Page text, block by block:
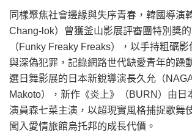
同樣聚焦社會邊緣與失序青春，韓國導演
Chang-lok）曾獲釜山影展評審團特別獎的
（Funky Freaky Freaks），以手持粗礪
與深偽犯罪，記錄網路世代缺愛青年的躁
選日舞影展的日本新銳導演長久允（
Makoto），新作《炎上》（BURN）由日
演員森七菜主演，以超現實風格捕捉歌舞
闖入愛情旅館烏托邦的成長代價。